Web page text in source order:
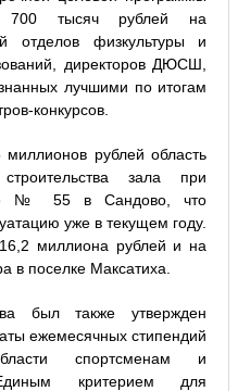
700 тысяч рублей на
отделов физкультуры и
директоров ДЮСШ,
лучшими по итогам
конкурсов.
рублей область
зала при
№ 55 в Сандово, что
уже в текущем году.
миллиона рублей и на
в поселке Максатиха.
был также утвержден
ежемесячных стипендий
спортсменам и
Единым критерием для